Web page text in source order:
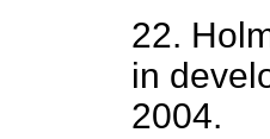
22.
in
2004.